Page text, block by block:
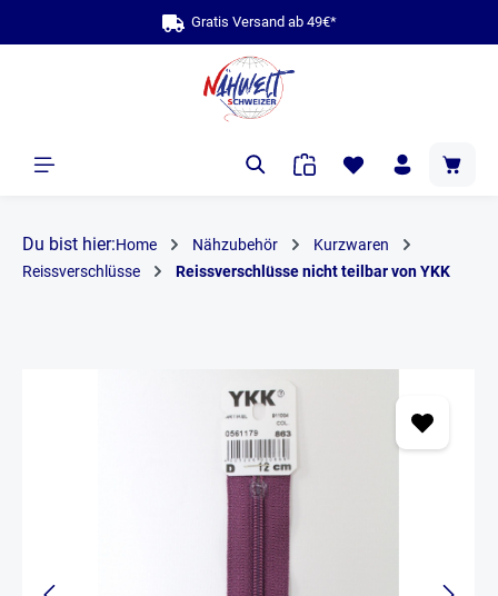
Gratis Versand ab 49€*
Du bist hier:Home Nähzubehör
Kurzwaren
Reissverschlüsse
Reissverschlüsse nicht teilbar von YKK